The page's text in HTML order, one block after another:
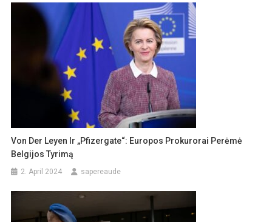
Von Der Leyen Ir „Pfizergate“: Europos Prokurorai Perėmė
Belgijos Tyrimą
2. April 2024 sapereaude